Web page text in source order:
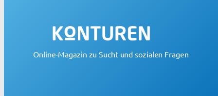
Online-Magazin zu Sucht und sozialen Fragen